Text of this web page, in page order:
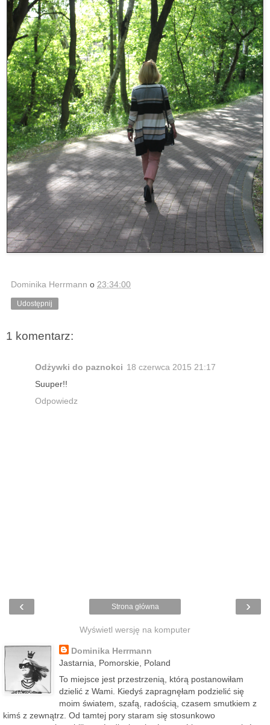
Dominika Herrmann o 23:34:00
Udostępnij
1 komentarz:
Odżywki do paznokci 18 czerwca 2015 21:17
Suuper!!
Odpowiedz
‹ ›
Strona główna
Wyświetl wersję na komputer
Dominika Herrmann
Jastarnia, Pomorskie, Poland
To miejsce jest przestrzenią, którą postanowiłam
dzielić z Wami. Kiedyś zapragnęłam podzielić się
moim światem, szafą, radością, czasem smutkiem z
kimś z zewnątrz. Od tamtej pory staram się stosunkowo